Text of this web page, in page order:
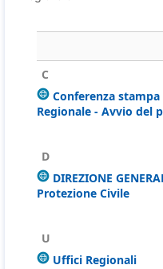
C
Conferenza
Regionale - Avvio del
D
DIREZIONE
Protezione Civile
U
Uffici Regionali